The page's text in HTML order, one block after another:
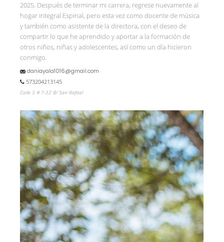
2025. Después de terminar mi carrera, regrese nuevamente al
hogar integral Espinal, pero esta vez como docente de música
y también como asistente de la directora, con el deseo de
compartir lo que he aprendido y aportar a la formación de
otros niños, niñas y adolescentes, así como un día hicieron
conmigo.
daniayala1016@gmail.com
573204213145
Calle 3 # 7-32 B/ San Rafael